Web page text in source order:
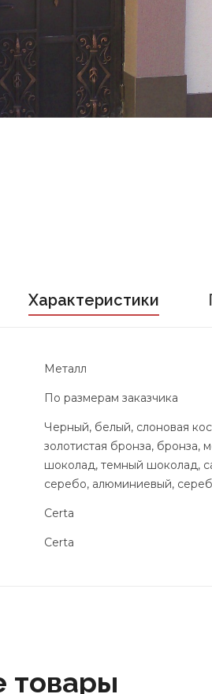
Характеристики
Металл
По размерам заказчика
Черный, белый, слоновая
золотистая бронза, бронза,
шоколад, темный шоколад,
серебо, алюминиевый,
Certa
Certa
товары